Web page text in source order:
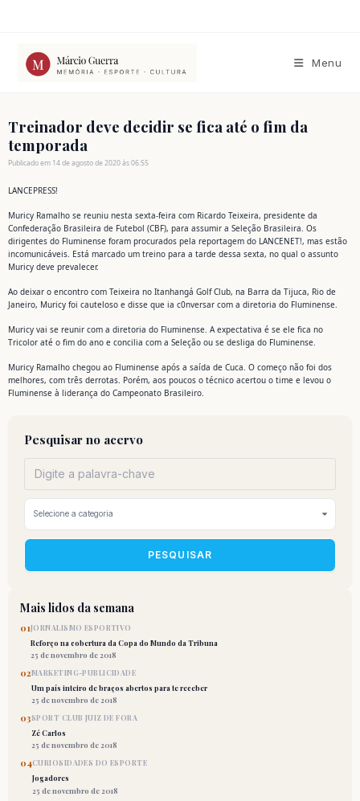
conteúdo
Menu
Treinador deve decidir se fica até o fim da
temporada
Publicado em 14 de agosto de 2020 às 06:55
LANCEPRESS!
Muricy Ramalho se reuniu nesta sexta-feira com Ricardo Teixeira, presidente da
Confederação Brasileira de Futebol (CBF), para assumir a Seleção Brasileira. Os
dirigentes do Fluminense foram procurados pela reportagem do LANCENET!, mas estão
incomunicáveis. Está marcado um treino para a tarde dessa sexta, no qual o assunto
Muricy deve prevalecer.
Ao deixar o encontro com Teixeira no Itanhangá Golf Club, na Barra da Tijuca, Rio de
Janeiro, Muricy foi cauteloso e disse que ia c0nversar com a diretoria do Fluminense.
Muricy vai se reunir com a diretoria do Fluminense. A expectativa é se ele fica no
Tricolor até o fim do ano e concilia com a Seleção ou se desliga do Fluminense.
Muricy Ramalho chegou ao Fluminense após a saída de Cuca. O começo não foi dos
melhores, com três derrotas. Porém, aos poucos o técnico acertou o time e levou o
Fluminense à liderança do Campeonato Brasileiro.
Pesquisar no acervo
PESQUISAR
Mais lidos da semana
01JORNALISMO ESPORTIVO
Reforço na cobertura da Copa do Mundo da Tribuna
25 de novembro de 2018
02MARKETING-PUBLICIDADE
Um país inteiro de braços abertos para te receber
25 de novembro de 2018
03SPORT CLUB JUIZ DE FORA
Zé Carlos
25 de novembro de 2018
04CURIOSIDADES DO ESPORTE
Jogadores
25 de novembro de 2018